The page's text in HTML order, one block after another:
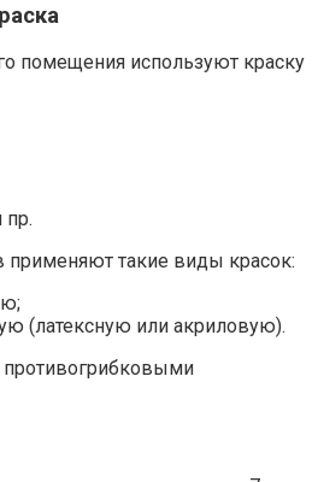
помещения используют краску
пр.
применяют такие виды красок:
(латексную или акриловую).